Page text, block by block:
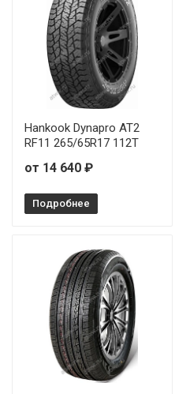
Hankook Dynapro AT2
RF11 265/65R17 112T
от 14 640 ₽
Подробнее